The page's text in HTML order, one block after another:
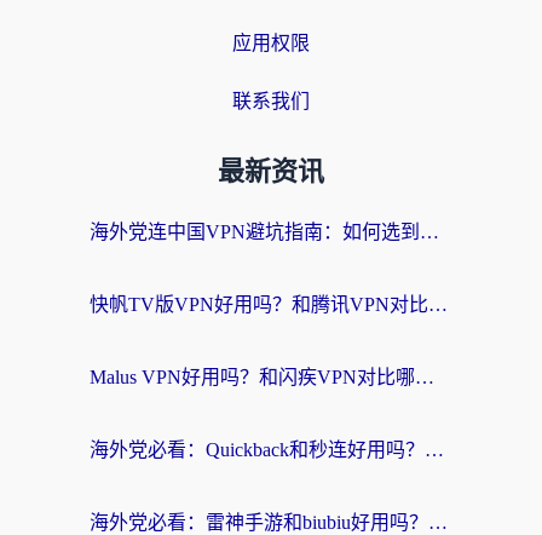
应用权限
联系我们
最新资讯
海外党连中国VPN避坑指南：如何选到真正能无缝刷国内资源的加速器？
快帆TV版VPN好用吗？和腾讯VPN对比哪个回国效果更好？海外党必看的真实体验指南
Malus VPN好用吗？和闪疾VPN对比哪个回国效果更好？海外华人的实用避坑指南
海外党必看：Quickback和秒连好用吗？3步选对回国加速器，无缝刷国内资源
海外党必看：雷神手游和biubiu好用吗？3招选对回国加速器无缝刷国内资源